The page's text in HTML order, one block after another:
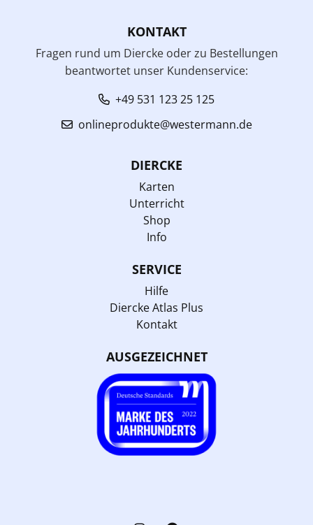
KONTAKT
Fragen rund um Diercke oder zu Bestellungen
beantwortet unser Kundenservice:
+49 531 123 25 125
onlineprodukte@westermann.de
DIERCKE
Karten
Unterricht
Shop
Info
SERVICE
Hilfe
Diercke Atlas Plus
Kontakt
AUSGEZEICHNET